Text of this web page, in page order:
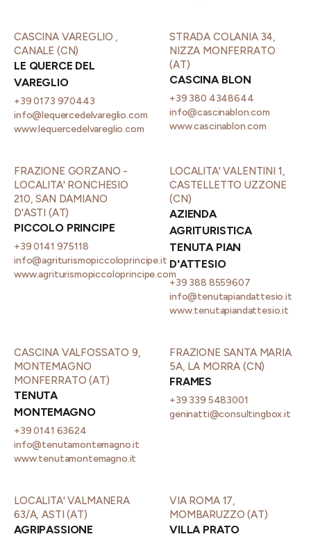
CASCINA VAREGLIO ,
CANALE (CN)
LE QUERCE DEL
VAREGLIO
+39 0173 970443
info@lequercedelvareglio.com
www.lequercedelvareglio.com
STRADA COLANIA 34,
NIZZA MONFERRATO
(AT)
CASCINA BLON
+39 380 4348644
info@cascinablon.com
www.cascinablon.com
FRAZIONE GORZANO -
LOCALITA' RONCHESIO
210, SAN DAMIANO
D'ASTI (AT)
PICCOLO PRINCIPE
+39 0141 975118
info@agriturismopiccoloprincipe.it
www.agriturismopiccoloprincipe.com
LOCALITA' VALENTINI 1,
CASTELLETTO UZZONE
(CN)
AZIENDA
AGRITURISTICA
TENUTA PIAN
D'ATTESIO
+39 388 8559607
info@tenutapiandattesio.it
www.tenutapiandattesio.it
CASCINA VALFOSSATO 9,
MONTEMAGNO
MONFERRATO (AT)
TENUTA
MONTEMAGNO
+39 0141 63624
info@tenutamontemagno.it
www.tenutamontemagno.it
FRAZIONE SANTA MARIA
5A, LA MORRA (CN)
FRAMES
+39 339 5483001
geninatti@consultingbox.it
LOCALITA' VALMANERA
63/A, ASTI (AT)
AGRIPASSIONE
VIA ROMA 17,
MOMBARUZZO (AT)
VILLA PRATO